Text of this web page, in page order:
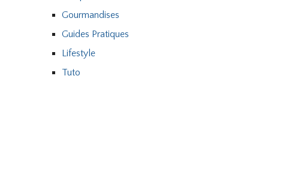
Gourmandises
Guides Pratiques
Lifestyle
Tuto